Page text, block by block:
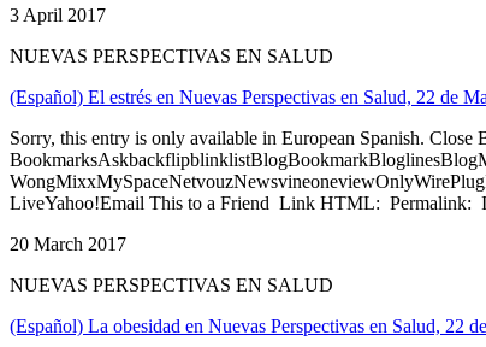
3 April 2017
NUEVAS PERSPECTIVAS EN SALUD
(Español) El estrés en Nuevas Perspectivas en Salud, 22 de
Sorry, this entry is only available in European Spanish.
LiveYahoo!Email This to a Friend Link HTML: Permalink:
20 March 2017
NUEVAS PERSPECTIVAS EN SALUD
(Español) La obesidad en Nuevas Perspectivas en Salud, 22